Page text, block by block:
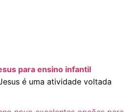
para ensino infantil
é uma atividade voltada